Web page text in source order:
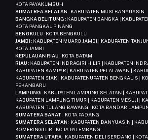
KOTA PAYAKUMBUH
SUMATREA SELATAN : KABUPATEN MUSI BANYUASIN
BANGKA BELITUNG : KABUPATEN BANGKA |
KOTA PANGKAL PINANG
BENGKULU : KOTA BENGKULU
JAMBI : KABUPATEN MUARO JAMBI | KABUPATEN
KOTA JAMBI
KEPULAUAN RIAU : KOTA BATAM
RIAU : KABUPATEN INDRAGIRI HILIR | KABUPATEN
KABUPATEN KAMPAR | KABUPATEN PELALAWAN |
KABUPATEN SIAK | KABUPATENUPATEN BENGKALIS |
PEKANBARU
LAMPUNG : KABUPATEN LAMPUNG SELATAN |
KABUPATEN LAMPUNG TIMUR | KABUPATEN MESUJI |
KABUPATEN TULANG BAWANG | KOTA BANDAR
SUMATERA BARAT : KOTA PADANG
SUMATERA SELATAN : KABUPATEN BANYUASIN |
KOMERING ILIR | KOTA PALEMBANG
SUMATERA UTARA: KABUPATEN DELI SERDANG |